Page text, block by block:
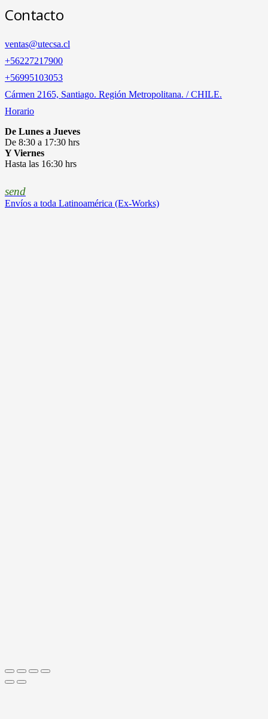
Contacto
ventas@utecsa.cl
+56227217900
‎+56995103053
Cármen 2165, Santiago. Región Metropolitana. / CHILE.
Horario
De Lunes a Jueves
De 8:30 a 17:30 hrs
Y Viernes
Hasta las 16:30 hrs
send
Envíos a toda Latinoamérica (Ex-Works)